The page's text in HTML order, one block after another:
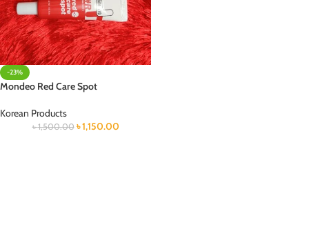
-23%
Mondeo Red Care Spot
Korean Products
৳1,500.00 ৳1,150.00